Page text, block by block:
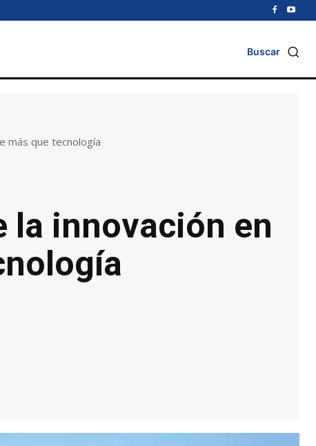
Buscar
más que tecnología
la innovación en